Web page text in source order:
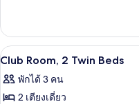
King
Bed
เกี่ยว
กับ
Club
King
เปิด
ภาพถ่าย
ทั้งหมด
1
Club Room, 2 Twin Beds
พักได้ 3 คน
2 เตียงเดี่ยว